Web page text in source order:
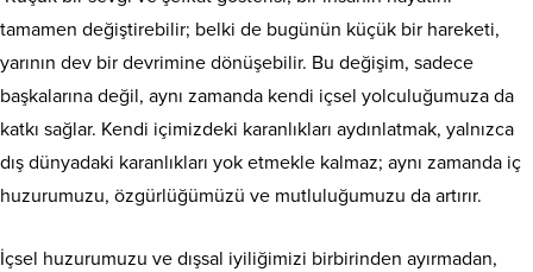
tamamen değiştirebilir; belki de bugünün küçük bir hareketi,
yarının dev bir devrimine dönüşebilir. Bu değişim, sadece
başkalarına değil, aynı zamanda kendi içsel yolculuğumuza da
katkı sağlar. Kendi içimizdeki karanlıkları aydınlatmak, yalnızca
dış dünyadaki karanlıkları yok etmekle kalmaz; aynı zamanda iç
huzurumuzu, özgürlüğümüzü ve mutluluğumuzu da artırır.
İçsel huzurumuzu ve dışsal iyiliğimizi birbirinden ayırmadan,